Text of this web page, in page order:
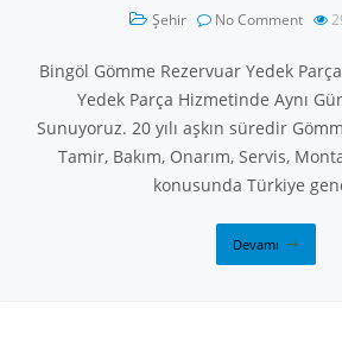
Şehir No Comment
Bingöl Gömme Rezervuar Yedek
Yedek Parça Hizmetinde Aynı
Sunuyoruz. 20 yılı aşkın süredir
Tamir, Bakım, Onarım, Servis,
konusunda Türkiye
Devamı